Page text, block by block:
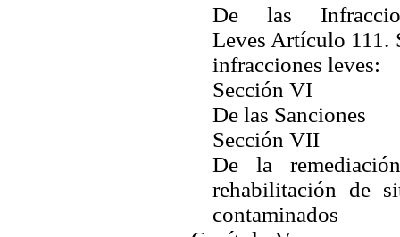
De las
Leves Artículo 111.
infracciones leves:
Sección VI
De las Sanciones
Sección VII
De la
rehabilitación de
contaminados